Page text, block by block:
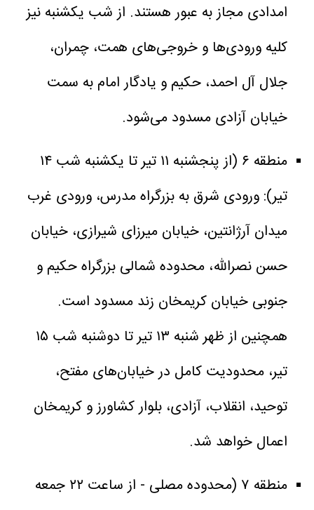
امدادی مجاز به عبور هستند. از شب یکشنبه نیز
کلیه ورودی‌ها و خروجی‌های همت، چمران،
جلال آل احمد، حکیم و یادگار امام به سمت
خیابان آزادی مسدود می‌شود.
منطقه ۶ (از پنجشنبه ۱۱ تیر تا یکشنبه شب ۱۴
تیر): ورودی شرق به بزرگراه مدرس، ورودی غرب
میدان آرژانتین، خیابان میرزای شیرازی، خیابان
حسن نصرالله، محدوده شمالی بزرگراه حکیم و
جنوبی خیابان کریمخان زند مسدود است.
همچنین از ظهر شنبه ۱۳ تیر تا دوشنبه شب ۱۵
تیر، محدودیت کامل در خیابان‌های مفتح،
توحید، انقلاب، آزادی، بلوار کشاورز و کریمخان
اعمال خواهد شد.
منطقه ۷ (محدوده مصلی - از ساعت ۲۲ جمعه